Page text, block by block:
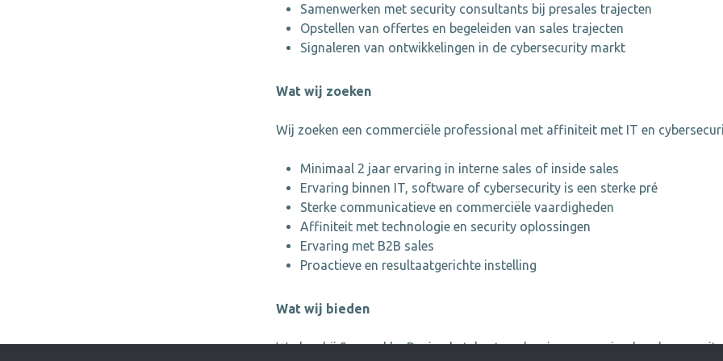
Samenwerken met security consultants bij presales trajecten
Opstellen van offertes en begeleiden van sales trajecten
Signaleren van ontwikkelingen in de cybersecurity markt
Wat wij zoeken
Wij zoeken een commerciële professional met affiniteit met IT en
Minimaal 2 jaar ervaring in interne sales of inside sales
Ervaring binnen IT, software of cybersecurity is een sterke pré
Sterke communicatieve en commerciële vaardigheden
Affiniteit met technologie en security oplossingen
Ervaring met B2B sales
Proactieve en resultaatgerichte instelling
Wat wij bieden
Werken bij Secured by Design betekent werken in een groeiende